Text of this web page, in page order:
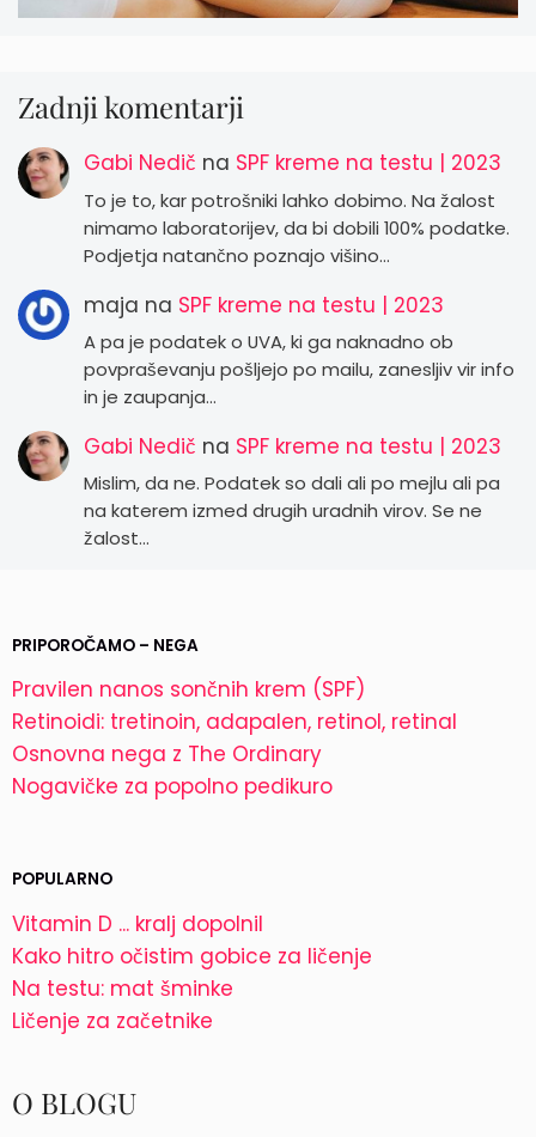
Zadnji komentarji
Gabi Nedič na SPF kreme na testu | 2023
To je to, kar potrošniki lahko dobimo. Na žalost
nimamo laboratorijev, da bi dobili 100% podatke.
Podjetja natančno poznajo višino…
maja na SPF kreme na testu | 2023
A pa je podatek o UVA, ki ga naknadno ob
povpraševanju pošljejo po mailu, zanesljiv vir info
in je zaupanja…
Gabi Nedič na SPF kreme na testu | 2023
Mislim, da ne. Podatek so dali ali po mejlu ali pa
na katerem izmed drugih uradnih virov. Se ne
žalost…
PRIPOROČAMO – NEGA
Pravilen nanos sončnih krem (SPF)
Retinoidi: tretinoin, adapalen, retinol, retinal
Osnovna nega z The Ordinary
Nogavičke za popolno pedikuro
POPULARNO
Vitamin D ... kralj dopolnil
Kako hitro očistim gobice za ličenje
Na testu: mat šminke
Ličenje za začetnike
O BLOGU